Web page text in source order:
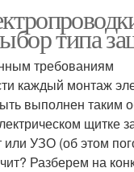
типа
требованиям
каждый монтаж
выполнен таким
щитке
или УЗО (об этом
Разберем на